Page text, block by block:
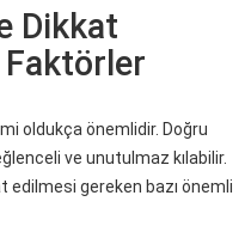
Dikkat
Faktörler
oldukça önemlidir. Doğru
ve unutulmaz kılabilir.
edilmesi gereken bazı önemli